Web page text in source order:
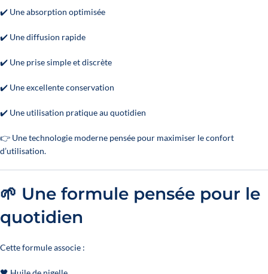
✔️ Une absorption optimisée
✔️ Une diffusion rapide
✔️ Une prise simple et discrète
✔️ Une excellente conservation
✔️ Une utilisation pratique au quotidien
👉 Une technologie moderne pensée pour maximiser le confort
d’utilisation.
🌱 Une formule pensée pour le
quotidien
Cette formule associe :